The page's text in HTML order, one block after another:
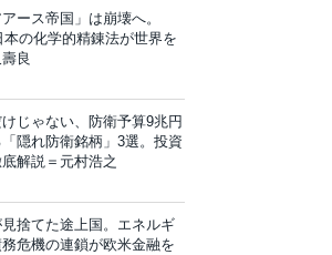
ース帝国」は崩壊へ。
本の化学的精錬法が世界を
良
じゃない、防衛予算9兆円
隠れ防衛銘柄」3選。投資
解説＝元村浩之
見捨てた途上国。エネルギ
危機の連鎖が欧米金融を